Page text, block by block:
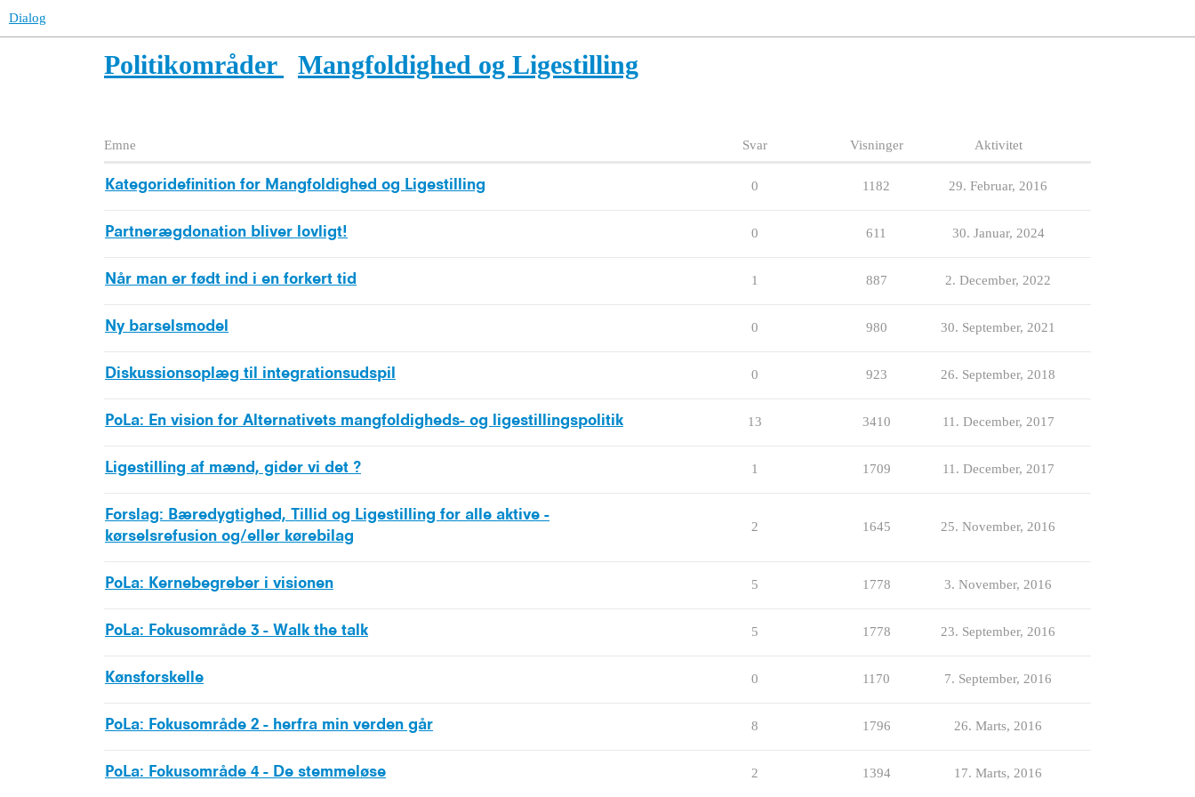
Dialog
Politikområder Mangfoldighed og Ligestilling
Emne Svar Visninger Aktivitet
Kategoridefinition for Mangfoldighed og Ligestilling 0 1182 29. Februar, 2016
Partnerægdonation bliver lovligt! 0 611 30. Januar, 2024
Når man er født ind i en forkert tid 1 887 2. December, 2022
Ny barselsmodel 0 980 30. September, 2021
Diskussionsoplæg til integrationsudspil 0 923 26. September, 2018
PoLa: En vision for Alternativets mangfoldigheds- og ligestillingspolitik 13 3410 11. December, 2017
Ligestilling af mænd, gider vi det ? 1 1709 11. December, 2017
Forslag: Bæredygtighed, Tillid og Ligestilling for alle aktive -
kørselsrefusion og/eller kørebilag
2 1645 25. November, 2016
PoLa: Kernebegreber i visionen 5 1778 3. November, 2016
PoLa: Fokusområde 3 - Walk the talk 5 1778 23. September, 2016
Kønsforskelle 0 1170 7. September, 2016
PoLa: Fokusområde 2 - herfra min verden går 8 1796 26. Marts, 2016
PoLa: Fokusområde 4 - De stemmeløse 2 1394 17. Marts, 2016